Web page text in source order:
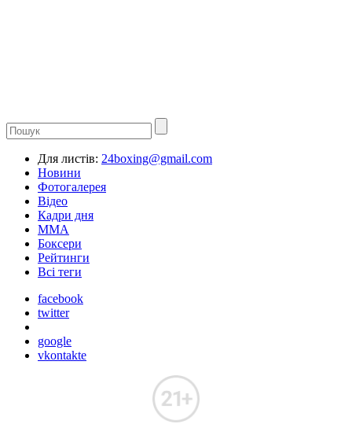
Для листів: 24boxing@gmail.com
Новини
Фотогалерея
Відео
Кадри дня
ММА
Боксери
Рейтинги
Всі теги
facebook
twitter
google
vkontakte